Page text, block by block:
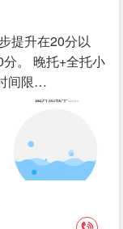
提升在20分以
。 晚托+全托小
间限…